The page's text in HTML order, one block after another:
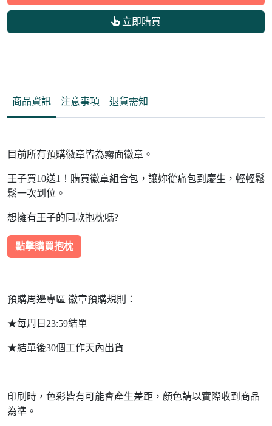
立即購買
商品資訊 注意事項 退貨需知
目前所有預購徽章皆為霧面徽章。
王子買10送1！購買徽章組合包，讓妳從痛包到慶生，輕輕鬆
鬆一次到位。
想擁有王子的同款抱枕嗎?
點擊購買抱枕
預購周邊專區 徽章預購規則：
★每周日23:59結單
★結單後30個工作天內出貨
印刷時，色彩皆有可能會產生差距，顏色請以實際收到商品
為準。